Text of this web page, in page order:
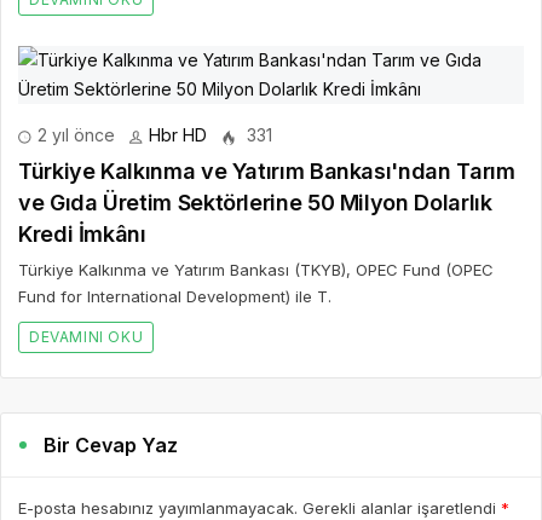
2 yıl önce Hbr HD 331
Türkiye Kalkınma ve Yatırım Bankası'ndan Tarım
ve Gıda Üretim Sektörlerine 50 Milyon Dolarlık
Kredi İmkânı
Türkiye Kalkınma ve Yatırım Bankası (TKYB), OPEC Fund (OPEC
Fund for International Development) ile T.
DEVAMINI OKU
Bir Cevap Yaz
E-posta hesabınız yayımlanmayacak. Gerekli alanlar işaretlendi *